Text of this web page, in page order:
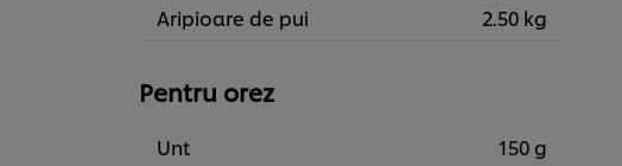
Aripioare de pui 2.50 kg
Pentru orez
Unt
150 g